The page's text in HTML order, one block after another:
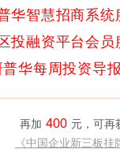
华智慧招商系统
投融资平台会员
华每周投资导报
再加 400 元，可再
《中国企业新三板